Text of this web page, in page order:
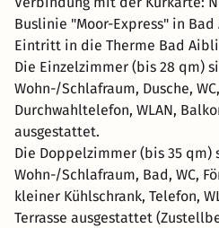
Buslinie "Moor-Express" in
Eintritt in die Therme Bad
Die Einzelzimmer (bis 28 qm)
Wohn-/Schlafraum, Dusche,
Durchwahltelefon, WLAN,
ausgestattet.
Die Doppelzimmer (bis 35
Wohn-/Schlafraum, Bad, WC,
kleiner Kühlschrank, Telefon,
Terrasse ausgestattet